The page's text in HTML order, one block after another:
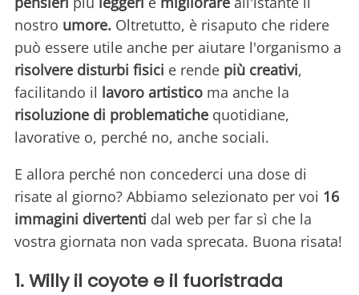
nostro umore. Oltretutto, è risaputo che ridere
può essere utile anche per aiutare l'organismo a
risolvere disturbi fisici e rende più creativi,
facilitando il lavoro artistico ma anche la
risoluzione di problematiche quotidiane,
lavorative o, perché no, anche sociali.
E allora perché non concederci una dose di
risate al giorno? Abbiamo selezionato per voi 16
immagini divertenti dal web per far sì che la
vostra giornata non vada sprecata. Buona risata!
1. Willy il coyote e il fuoristrada